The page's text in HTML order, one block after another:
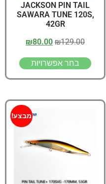
JACKSON PIN TAIL
SAWARA TUNE 120S,
42GR
₪129.00
₪80.00
בחר אפשרויות
מבצע!